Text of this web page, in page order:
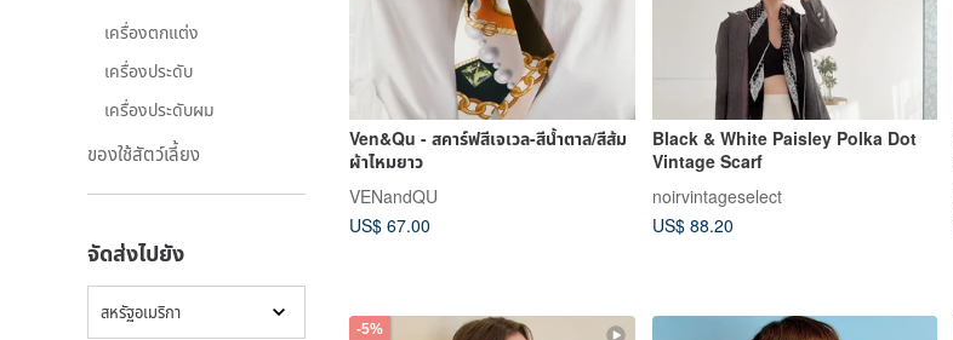
เครื่องตกแต่ง
เครื่องประดับ
เครื่องประดับผม
ของใช้สัตว์เลี้ยง
จัดส่งไปยัง
สหรัฐอเมริกา
Ven&Qu - สคาร์ฟสีเจเวล-สีน้ำตาล/สีส้ม
ผ้าไหมยาว
VENandQU
US$ 67.00
Black & White Paisley Polka Dot
Vintage Scarf
noirvintageselect
US$ 88.20
-5%